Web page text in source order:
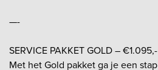
—-
SERVICE PAKKET GOLD –
Met het Gold pakket ga je een